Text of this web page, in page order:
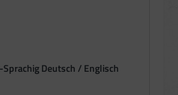
Deutsch / Englisch